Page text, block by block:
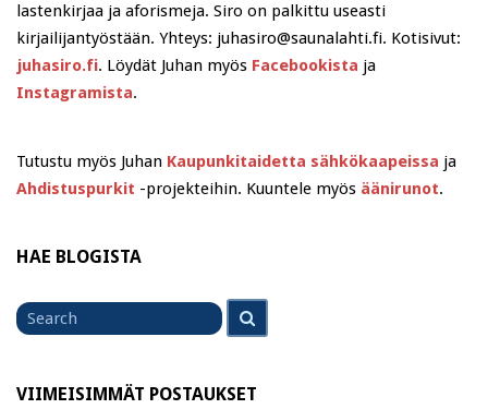
lastenkirjaa ja aforismeja. Siro on palkittu useasti
kirjailijantyöstään. Yhteys: juhasiro@saunalahti.fi. Kotisivut:
juhasiro.fi. Löydät Juhan myös Facebookista ja
Instagramista.
Tutustu myös Juhan Kaupunkitaidetta sähkökaapeissa ja
Ahdistuspurkit -projekteihin. Kuuntele myös äänirunot.
HAE BLOGISTA
Search
for
VIIMEISIMMÄT POSTAUKSET